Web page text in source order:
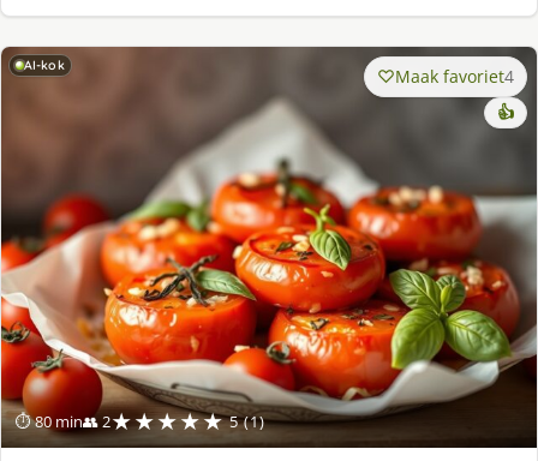
AI-kok
⏱ 80 min👥 2★★★★★ 5 (1)
Maak favoriet4
👍